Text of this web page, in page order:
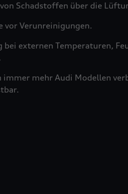
Schadstoffen über die
vor Verunreinigungen.
bei externen Temperaturen,
mehr Audi Modellen